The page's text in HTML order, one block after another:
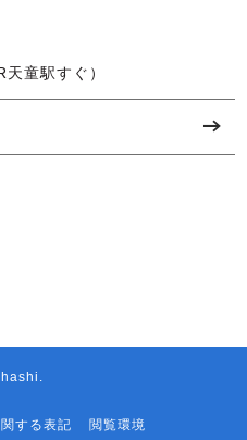
童駅すぐ）
する表記 閲覧環境